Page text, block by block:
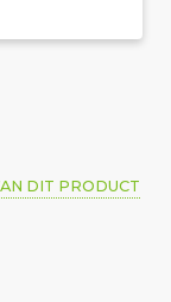
DIT PRODUCT